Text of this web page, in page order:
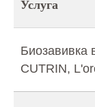
Услуга
Биозавивка
CUTRIN,